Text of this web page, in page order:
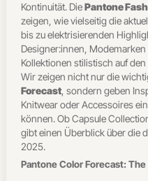
Kontinuität. DiePantone
zeigen, wie vielseitig die
bis zu elektrisierenden
Designer:innen,
Kollektionen stilistisch auf
Wir zeigen nicht nur die
Forecast , sondern geben
Knitwear oder Accessoires
können. Ob Capsule
gibt einen Überblick über die
2025.
Pantone Color Forecast: